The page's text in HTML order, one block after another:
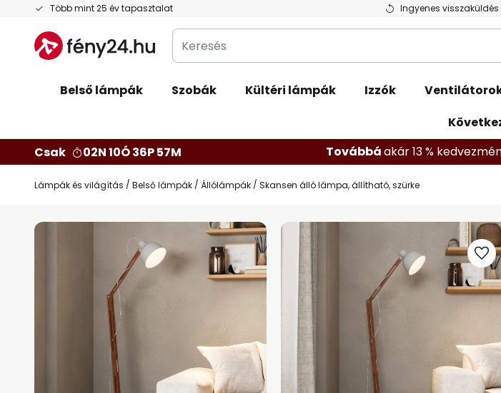
Több mint 25 év tapasztalat Ingyenes
Ugrás
tartalomhoz
Keresés
Belső lámpák Szobák Kültéri lámpák Izzók
Csak
02N 10Ó 36P 56M Továbbáakár 13 %
Lámpák és világítás Belső lámpák Állólámpák Skansen álló lámpa, állítható, szürke
Ugrás